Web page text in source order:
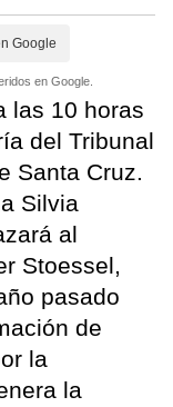
Google
en Google.
las 10 horas
del Tribunal
Santa Cruz.
Silvia
al
Stoessel,
pasado
de
la
la